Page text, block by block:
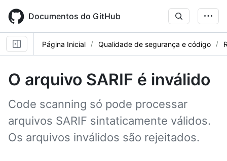
main
content
Documentos do GitHub
Página Inicial Qualidade de segurança e código
O arquivo SARIF é inválido
Code scanning só pode processar
arquivos SARIF sintaticamente válidos.
Os arquivos inválidos são rejeitados.